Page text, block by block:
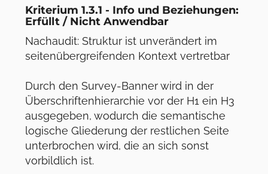
Kriterium 1.3.1 - Info und Beziehungen:
Erfüllt / Nicht Anwendbar
Nachaudit: Struktur ist unverändert im
seitenübergreifenden Kontext vertretbar
Durch den Survey-Banner wird in der
Überschriftenhierarchie vor der H1 ein H3
ausgegeben, wodurch die semantische
logische Gliederung der restlichen Seite
unterbrochen wird, die an sich sonst
vorbildlich ist.